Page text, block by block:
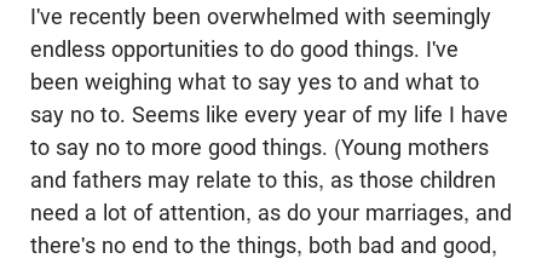
I've recently been overwhelmed with seemingly
endless opportunities to do good things. I've
been weighing what to say yes to and what to
say no to. Seems like every year of my life I have
to say no to more good things. (Young mothers
and fathers may relate to this, as those children
need a lot of attention, as do your marriages, and
there's no end to the things, both bad and good,